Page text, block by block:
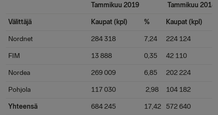
Tammikuu 2019 Tammikuu 2018
Välittäjä Kaupat (kpl) % Kaupat (kpl)
Nordnet 284 318 7,24 224 124
FIM 13 888 0,35 42 110
Nordea 269 009 6,85 202 224
Pohjola 117 030 2,98 104 182
Yhteensä 684 245 17,42 572 640